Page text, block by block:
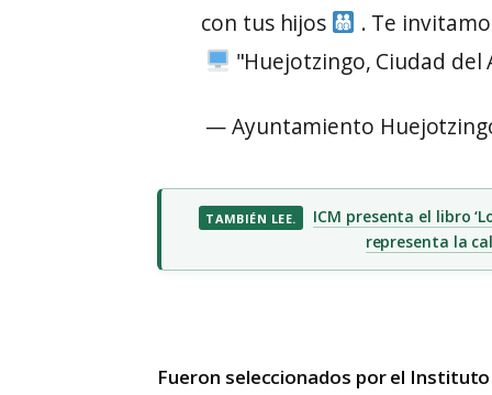
con tus hijos
. Te
"Huejotzingo, Ciudad del
— Ayuntamiento
TAMBIÉN LEE.
ICM presenta el libro
representa la
Fueron seleccionados por el Instituto